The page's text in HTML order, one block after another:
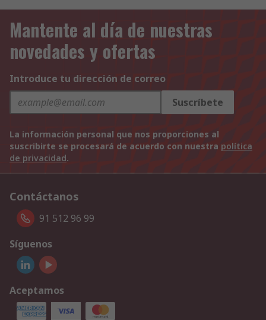
Mantente al día de nuestras
novedades y ofertas
Introduce tu dirección de correo
Suscríbete
La información personal que nos proporciones al
suscribirte se procesará de acuerdo con nuestra política
de privacidad.
Contáctanos
91 512 96 99
Síguenos
Aceptamos